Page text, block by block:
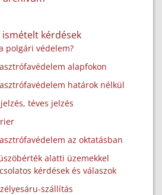
ismételt kérdések
polgári védelem?
alapfokon
határok nélkül
téves jelzés
az oktatásban
alatti üzemekkel
kérdések és válaszok
szállítás